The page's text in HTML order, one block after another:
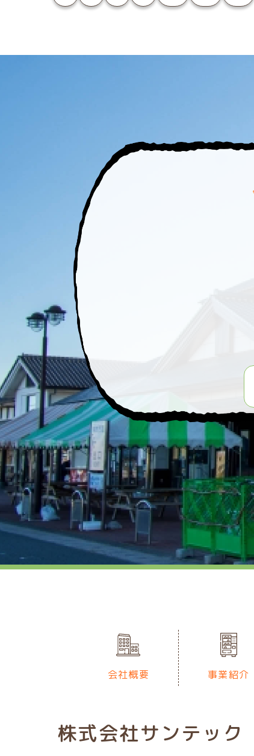
会社概要 事業紹介
株式会社サンテック